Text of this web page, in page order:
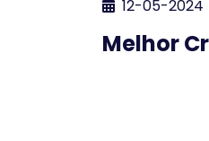
12-05-2024
Melhor